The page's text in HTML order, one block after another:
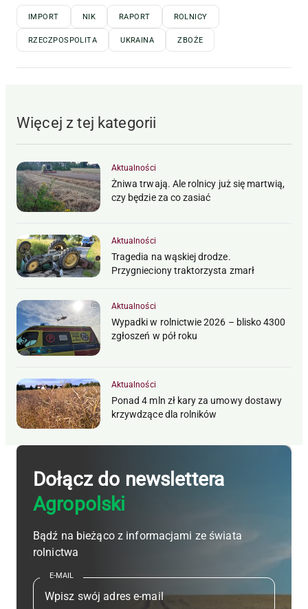
IMPORT NIK RAPORT ROLNICY
RZECZPOSPOLITA UKRAINA ZBOŻE
Więcej z tej kategorii
Aktualności
Żniwa trwają. Ale rolnicy już się martwią,
czy będzie za co zasiać
Aktualności
Tragedia na wąskiej drodze.
Przygnieciony traktorzysta zmarł
Aktualności
Wypadki w rolnictwie 2026 – blisko 4300
zgłoszeń w pół roku
Aktualności
Ponad 4 mln zł kary za umowy dostawy
krzywdzące dla rolników
Dołącz do newslettera
Agropolski
Bądź na bieżąco z informacjami ze świata
rolnictwa
E-MAIL